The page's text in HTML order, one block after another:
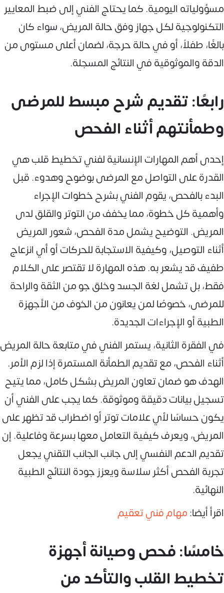
مسؤولياته اليومية. كما يحتاج الفني إلى ضبط المعايير
التكنولوجية لكل جهاز وفق حالة المريض، سواء كان
بالغًا، طفلاً، أو في حالة حرجة، لضمان أعلى مستوى من
الدقة والموثوقية في النتائج المسجلة.
رابعًا: تقديم شرح مبسط للمرضى
وطمأنتهم أثناء الفحص
إحدى أهم المهارات الإنسانية لفني تخطيط قلب هي
القدرة على التواصل مع المرضى بوضوح وهدوء. قبل
البدء بالفحص، يقوم الفني بشرح خطوات الإجراء
وأهمية كل خطوة، مما يخفف من التوتر والقلق لدى
المريض. التوضيح يشمل مدة الفحص، شعور المريض
أثناء التوصيل، وكيفية الاستجابة للحركات أو أي انزعاج
طفيف قد يشعر به. هذه المهارة لا تقتصر على الكلام
فقط، بل تشمل لغة الجسد وخلق جو من الثقة والراحة
للمرضى، خصوصًا لمن يعانون من الخوف من الأجهزة
الطبية أو الإجراءات الجديدة.
في الفقرة الثانية، يستمر الفني في متابعة حالة المريض
أثناء الفحص، مع تقديم الطمأنة المستمرة إذا لزم الأمر.
الهدف هو ضمان تعاون المريض بشكل كامل، مما يتيح
تسجيل بيانات دقيقة وموثوقة. كما يجب على الفني أن
يكون حساسًا لأي علامات توتر أو اضطراب قد تظهر على
المريض، ويعرف كيفية التعامل معها بسرعة وفاعلية. إن
تقديم الدعم النفسي إلى جانب الجانب التقني يجعل
تجربة الفحص أكثر سلاسة ويعزز جودة النتائج الطبية
النهائية.
اقرأ أيضا:مهام فني تعقيم
خامسًا: فحص وصيانة أجهزة
تخطيط القلب والتأكد من